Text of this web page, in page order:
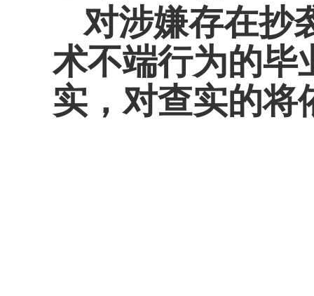
对涉嫌存在抄
术不端行为的毕
实，对查实的将